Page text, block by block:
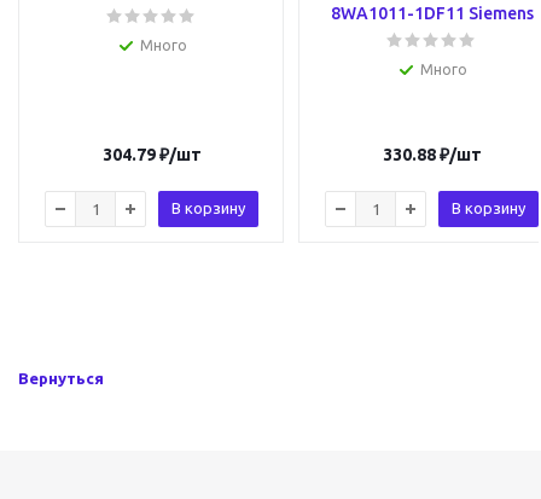
Много
304.79₽/шт
В корзину
8WA1011-1DF11 Siemens
Много
330.88₽/шт
В корзину
Вернуться